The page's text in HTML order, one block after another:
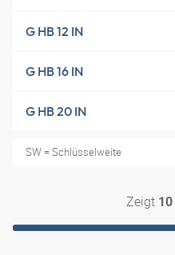
G HB 12 IN
G HB 16 IN
G HB 20 IN
SW = Schlüsselweite
Zeigt 10